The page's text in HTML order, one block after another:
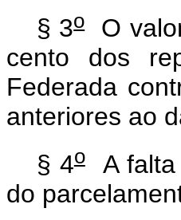
§ 3oO valor
cento dos
Federada
anteriores ao
§ 4oA falta
do